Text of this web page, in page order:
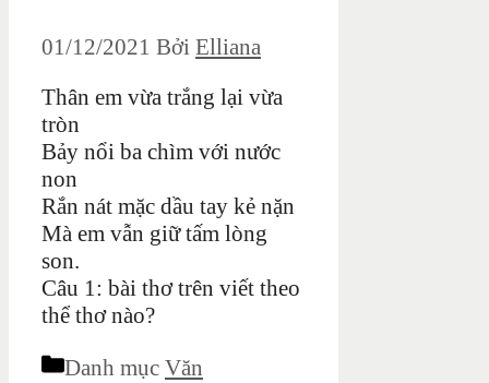
01/12/2021 Bởi Elliana
Thân em vừa trắng lại vừa
tròn
Bảy nổi ba chìm với nước
non
Rắn nát mặc dầu tay kẻ nặn
Mà em vẫn giữ tấm lòng
son.
Câu 1: bài thơ trên viết theo
thể thơ nào?
Danh mục Văn